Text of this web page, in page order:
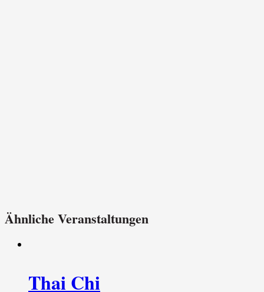
Ähnliche Veranstaltungen
Thai Chi